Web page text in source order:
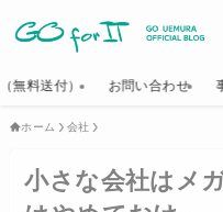
無料送付） お問い合わせ
ホーム 会社
小さな会社はメ